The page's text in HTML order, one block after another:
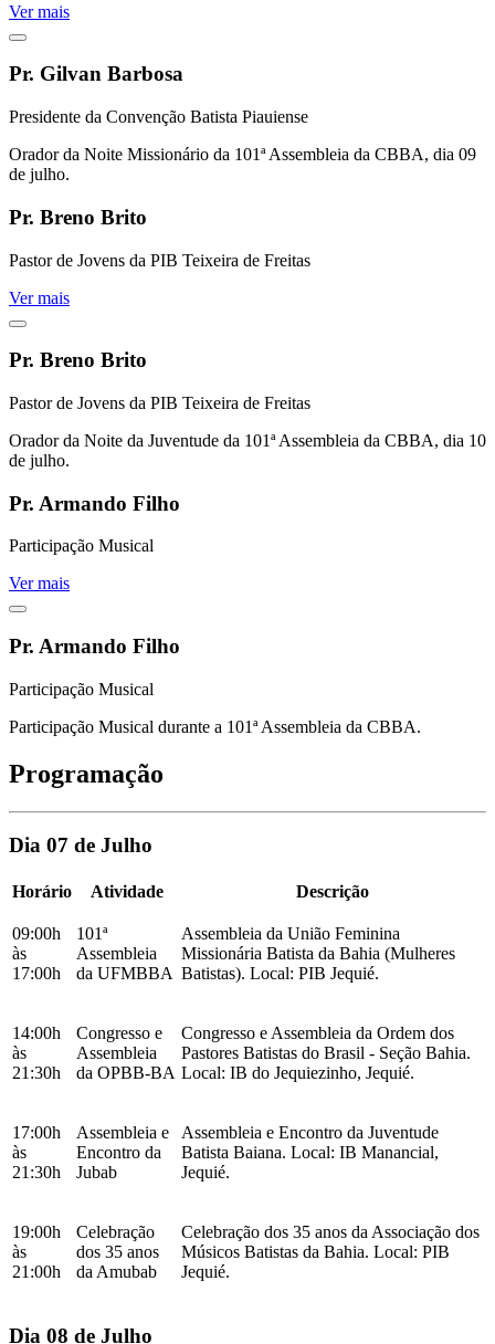
Ver mais
Pr. Gilvan Barbosa
Presidente da Convenção Batista Piauiense
Orador da Noite Missionário da 101ª Assembleia da CBBA, dia 09
de julho.
Pr. Breno Brito
Pastor de Jovens da PIB Teixeira de Freitas
Ver mais
Pr. Breno Brito
Pastor de Jovens da PIB Teixeira de Freitas
Orador da Noite da Juventude da 101ª Assembleia da CBBA, dia 10
de julho.
Pr. Armando Filho
Participação Musical
Ver mais
Pr. Armando Filho
Participação Musical
Participação Musical durante a 101ª Assembleia da CBBA.
Programação
Dia 07 de Julho
Horário Atividade Descrição
09:00h
às
17:00h
101ª
Assembleia
da UFMBBA
Assembleia da União Feminina
Missionária Batista da Bahia (Mulheres
Batistas). Local: PIB Jequié.
14:00h
às
21:30h
Congresso e
Assembleia
da OPBB-BA
Congresso e Assembleia da Ordem dos
Pastores Batistas do Brasil - Seção Bahia.
Local: IB do Jequiezinho, Jequié.
17:00h
às
21:30h
Assembleia e
Encontro da
Jubab
Assembleia e Encontro da Juventude
Batista Baiana. Local: IB Manancial,
Jequié.
19:00h
às
21:00h
Celebração
dos 35 anos
da Amubab
Celebração dos 35 anos da Associação dos
Músicos Batistas da Bahia. Local: PIB
Jequié.
Dia 08 de Julho